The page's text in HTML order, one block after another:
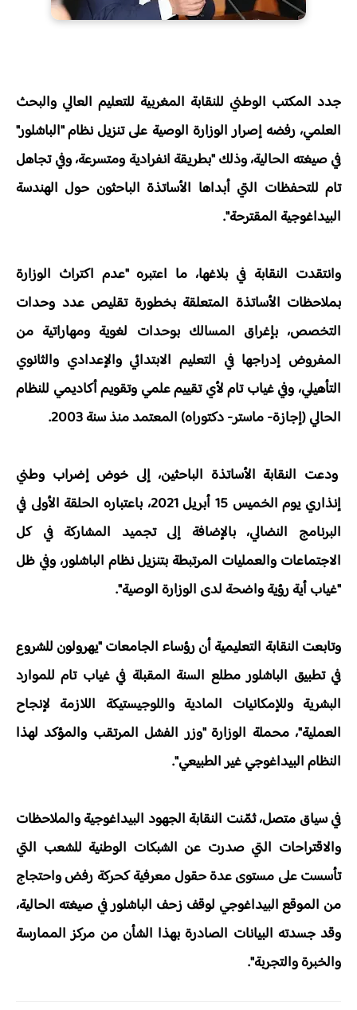
جدد المكتب الوطني للنقابة المغربية للتعليم العالي والبحث
العلمي، رفضه إصرار الوزارة الوصية على تنزيل نظام "الباشلور"
في صيغته الحالية، وذلك "بطريقة انفرادية ومتسرعة، وفي تجاهل
تام للتحفظات التي أبداها الأساتذة الباحثون حول الهندسة
البيداغوجية المقترحة".
وانتقدت النقابة في بلاغها، ما اعتبره "عدم اكتراث الوزارة
بملاحظات الأساتذة المتعلقة بخطورة تقليص عدد وحدات
التخصص، بإغراق المسالك بوحدات لغوية ومهاراتية من
المفروض إدراجها في التعليم الابتدائي والإعدادي والثانوي
التأهيلي، وفي غياب تام لأي تقييم علمي وتقويم أكاديمي للنظام
الحالي (إجازة- ماستر- دكتوراه) المعتمد منذ سنة 2003.
ودعت النقابة الأساتذة الباحثين، إلى خوض إضراب وطني
إنذاري يوم الخميس 15 أبريل 2021، باعتباره الحلقة الأولى في
البرنامج النضالي، بالإضافة إلى تجميد المشاركة في كل
الاجتماعات والعمليات المرتبطة بتنزيل نظام الباشلور، وفي ظل
"غياب أية رؤية واضحة لدى الوزارة الوصية".
وتابعت النقابة التعليمية أن رؤساء الجامعات "يهرولون للشروع
في تطبيق الباشلور مطلع السنة المقبلة في غياب تام للموارد
البشرية وللإمكانيات المادية واللوجيستيكة اللازمة لإنجاح
العملية"، محملة الوزارة "وزر الفشل المرتقب والمؤكد لهذا
النظام البيداغوجي غير الطبيعي".
في سياق متصل، ثمّنت النقابة الجهود البيداغوجية والملاحظات
والاقتراحات التي صدرت عن الشبكات الوطنية للشعب التي
تأسست على مستوى عدة حقول معرفية كحركة رفض واحتجاج
من الموقع البيداغوجي لوقف زحف الباشلور في صيغته الحالية،
وقد جسدته البيانات الصادرة بهذا الشأن من مركز الممارسة
والخبرة والتجربة".